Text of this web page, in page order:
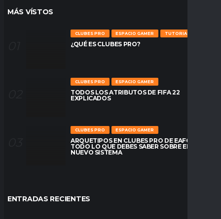
MÁS VÍSTOS
CLUBES PRO ESPACIO GAMER TUTORIALES
¿QUÉ ES CLUBES PRO?
CLUBES PRO ESPACIO GAMER
TODOS LOS ATRIBUTOS DE FIFA 22
EXPLICADOS
CLUBES PRO ESPACIO GAMER
ARQUETIPOS EN CLUBES PRO DE EAFC26:
TODO LO QUE DEBES SABER SOBRE EL
NUEVO SISTEMA
ENTRADAS RECIENTES